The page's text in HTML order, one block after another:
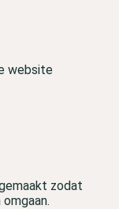
website
zodat